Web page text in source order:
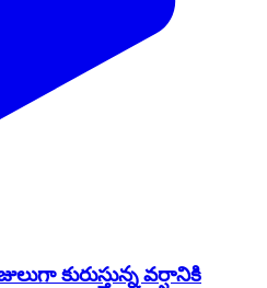
కురుస్తున్న వర్షానికి